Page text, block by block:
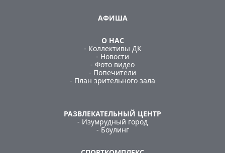
АФИША
О НАС
- Коллективы ДК
- Новости
- Фото видео
- Попечители
- План зрительного зала
РАЗВЛЕКАТЕЛЬНЫЙ ЦЕНТР
- Изумрудный город
- Боулинг